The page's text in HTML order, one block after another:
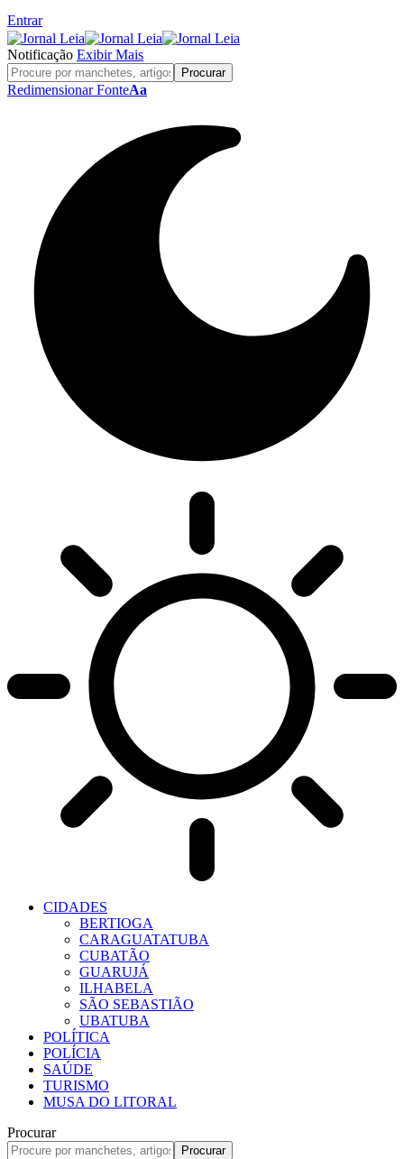
Entrar
Notificação Exibir Mais
Redimensionar FonteAa
CIDADES
BERTIOGA
CARAGUATATUBA
CUBATÃO
GUARUJÁ
ILHABELA
SÃO SEBASTIÃO
UBATUBA
POLÍTICA
POLÍCIA
SAÚDE
TURISMO
MUSA DO LITORAL
Procurar